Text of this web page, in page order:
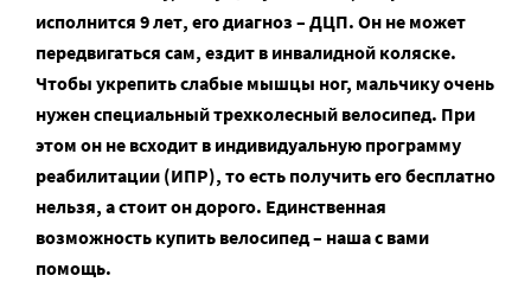
исполнится 9 лет, его диагноз – ДЦП. Он не может
передвигаться сам, ездит в инвалидной коляске.
Чтобы укрепить слабые мышцы ног, мальчику очень
нужен специальный трехколесный велосипед. При
этом он не всходит в индивидуальную программу
реабилитации (ИПР), то есть получить его бесплатно
нельзя, а стоит он дорого. Единственная
возможность купить велосипед – наша с вами
помощь.